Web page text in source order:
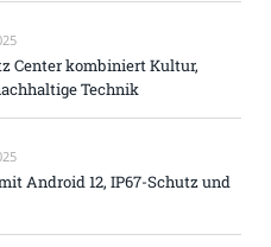
Center kombiniert Kultur,
Technik
Android 12, IP67-Schutz und